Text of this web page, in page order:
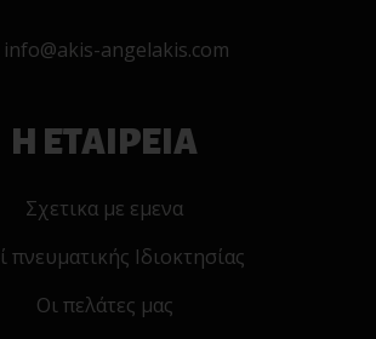
info@akis-angelakis.com
Η ΕΤΑΙΡΕΙΑ
Σχετικα με εμενα
πνευματικής Ιδιοκτησίας
Οι πελάτες μας